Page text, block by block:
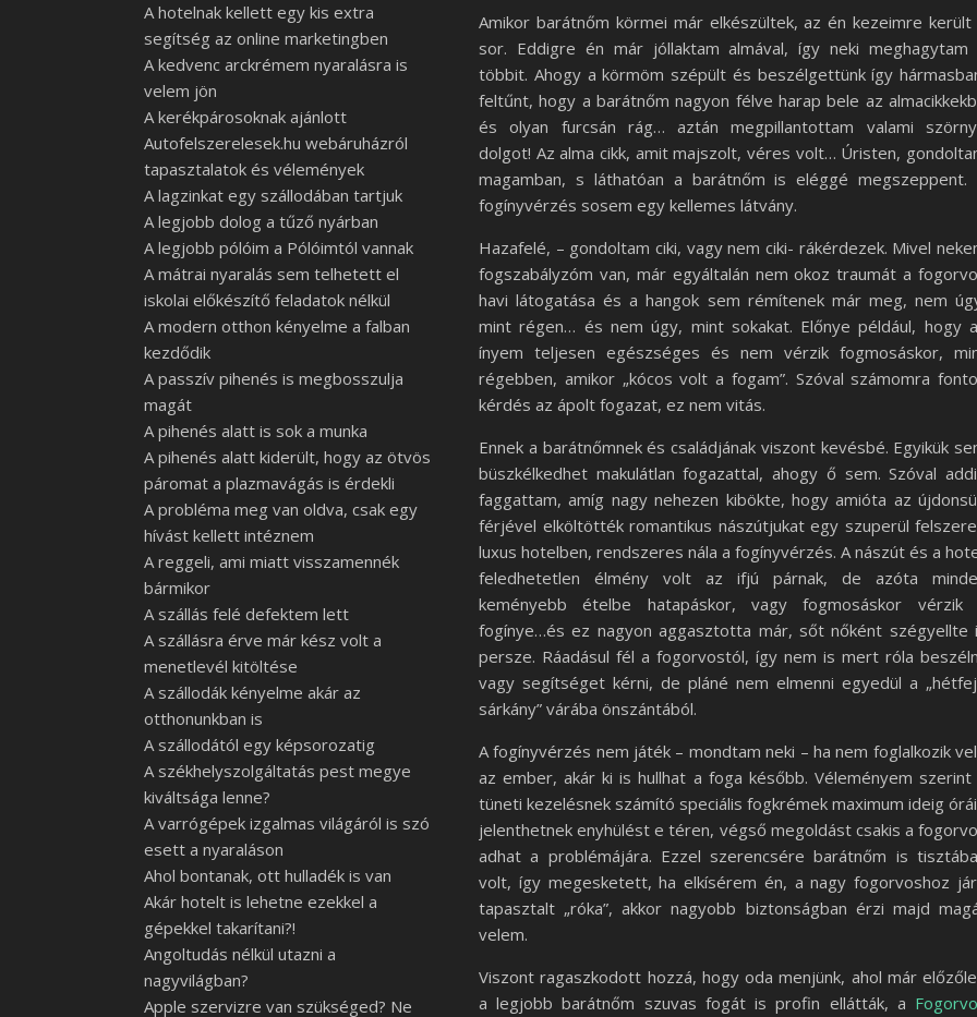
A hotelnak kellett egy kis extra
segítség az online marketingben
A kedvenc arckrémem nyaralásra is
velem jön
A kerékpárosoknak ajánlott
Autofelszerelesek.hu webáruházról
tapasztalatok és vélemények
A lagzinkat egy szállodában tartjuk
A legjobb dolog a tűző nyárban
A legjobb pólóim a Pólóimtól vannak
A mátrai nyaralás sem telhetett el
iskolai előkészítő feladatok nélkül
A modern otthon kényelme a falban
kezdődik
A passzív pihenés is megbosszulja
magát
A pihenés alatt is sok a munka
A pihenés alatt kiderült, hogy az ötvös
páromat a plazmavágás is érdekli
A probléma meg van oldva, csak egy
hívást kellett intéznem
A reggeli, ami miatt visszamennék
bármikor
A szállás felé defektem lett
A szállásra érve már kész volt a
menetlevél kitöltése
A szállodák kényelme akár az
otthonunkban is
A szállodától egy képsorozatig
A székhelyszolgáltatás pest megye
kiváltsága lenne?
A varrógépek izgalmas világáról is szó
esett a nyaraláson
Ahol bontanak, ott hulladék is van
Akár hotelt is lehetne ezekkel a
gépekkel takarítani?!
Angoltudás nélkül utazni a
nagyvilágban?
Apple szervizre van szükséged? Ne
Amikor barátnőm körmei már elkészültek, az én kezeimre került
sor. Eddigre én már jóllaktam almával, így neki meghagytam
többit. Ahogy a körmöm szépült és beszélgettünk így
feltűnt, hogy a barátnőm nagyon félve harap bele az
és olyan furcsán rág… aztán megpillantottam valami
dolgot! Az alma cikk, amit majszolt, véres volt… Úristen,
magamban, s láthatóan a barátnőm is eléggé megszeppent.
fogínyvérzés sosem egy kellemes látvány.
Hazafelé, – gondoltam ciki, vagy nem ciki- rákérdezek. Mivel
fogszabályzóm van, már egyáltalán nem okoz traumát a
havi látogatása és a hangok sem rémítenek már meg, nem
mint régen… és nem úgy, mint sokakat. Előnye például, hogy
ínyem teljesen egészséges és nem vérzik fogmosáskor,
régebben, amikor „kócos volt a fogam”. Szóval számomra
kérdés az ápolt fogazat, ez nem vitás.
Ennek a barátnőmnek és családjának viszont kevésbé. Egyikük
büszkélkedhet makulátlan fogazattal, ahogy ő sem. Szóval
faggattam, amíg nagy nehezen kibökte, hogy amióta az
férjével elköltötték romantikus nászútjukat egy szuperül
luxus hotelben, rendszeres nála a fogínyvérzés. A nászút és a
feledhetetlen élmény volt az ifjú párnak, de azóta
keményebb ételbe hatapáskor, vagy fogmosáskor vérzik
fogínye…és ez nagyon aggasztotta már, sőt nőként szégyellte
persze. Ráadásul fél a fogorvostól, így nem is mert róla
vagy segítséget kérni, de pláné nem elmenni egyedül a
sárkány” várába önszántából.
A fogínyvérzés nem játék – mondtam neki – ha nem foglalkozik
az ember, akár ki is hullhat a foga később. Véleményem szerint
tüneti kezelésnek számító speciális fogkrémek maximum ideig
jelenthetnek enyhülést e téren, végső megoldást csakis a
adhat a problémájára. Ezzel szerencsére barátnőm is
volt, így megesketett, ha elkísérem én, a nagy fogorvoshoz
tapasztalt „róka”, akkor nagyobb biztonságban érzi majd
velem.
Viszont ragaszkodott hozzá, hogy oda menjünk, ahol már
a legjobb barátnőm szuvas fogát is profin ellátták, a